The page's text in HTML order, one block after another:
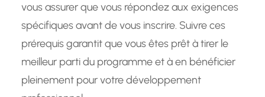
vous assurer que vous répondez aux exigences
spécifiques avant de vous inscrire. Suivre ces
prérequis garantit que vous êtes prêt à tirer le
meilleur parti du programme et à en bénéficier
pleinement pour votre développement